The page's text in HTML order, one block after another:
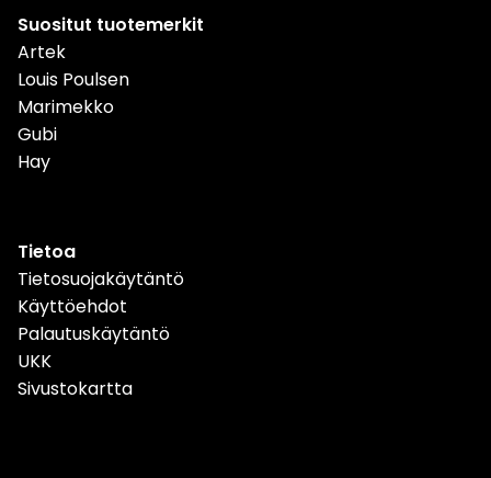
Suositut tuotemerkit
Artek
Louis Poulsen
Marimekko
Gubi
Hay
Tietoa
Tietosuojakäytäntö
Käyttöehdot
Palautuskäytäntö
UKK
Sivustokartta